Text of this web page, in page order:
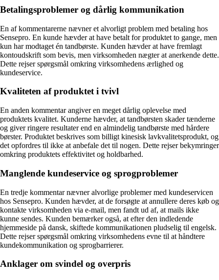
Betalingsproblemer og dårlig kommunikation
En af kommentarerne nævner et alvorligt problem med betaling hos
Sensepro. En kunde hævder at have betalt for produktet to gange, men
kun har modtaget én tandbørste. Kunden hævder at have fremlagt
kontoudskrift som bevis, men virksomheden nægter at anerkende dette.
Dette rejser spørgsmål omkring virksomhedens ærlighed og
kundeservice.
Kvaliteten af produktet i tvivl
En anden kommentar angiver en meget dårlig oplevelse med
produktets kvalitet. Kunderne hævder, at tandbørsten skader tænderne
og giver ringere resultater end en almindelig tandbørste med hårdere
børster. Produktet beskrives som billigt kinesisk lavkvalitetsprodukt, og
det opfordres til ikke at anbefale det til nogen. Dette rejser bekymringer
omkring produktets effektivitet og holdbarhed.
Manglende kundeservice og sprogproblemer
En tredje kommentar nævner alvorlige problemer med kundeservicen
hos Sensepro. Kunden hævder, at de forsøgte at annullere deres køb og
kontakte virksomheden via e-mail, men fandt ud af, at mails ikke
kunne sendes. Kunden bemærker også, at efter den indledende
hjemmeside på dansk, skiftede kommunikationen pludselig til engelsk.
Dette rejser spørgsmål omkring virksomhedens evne til at håndtere
kundekommunikation og sprogbarrierer.
Anklager om svindel og overpris